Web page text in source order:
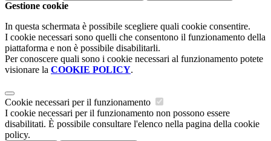
Gestione cookie
In questa schermata è possibile scegliere quali cookie consentire.
I cookie necessari sono quelli che consentono il funzionamento della
piattaforma e non è possibile disabilitarli.
Per conoscere quali sono i cookie necessari al funzionamento potete
visionare la COOKIE POLICY.
Cookie necessari per il funzionamento
I cookie necessari per il funzionamento non possono essere
disabilitati. È possibile consultare l'elenco nella pagina della cookie
policy.